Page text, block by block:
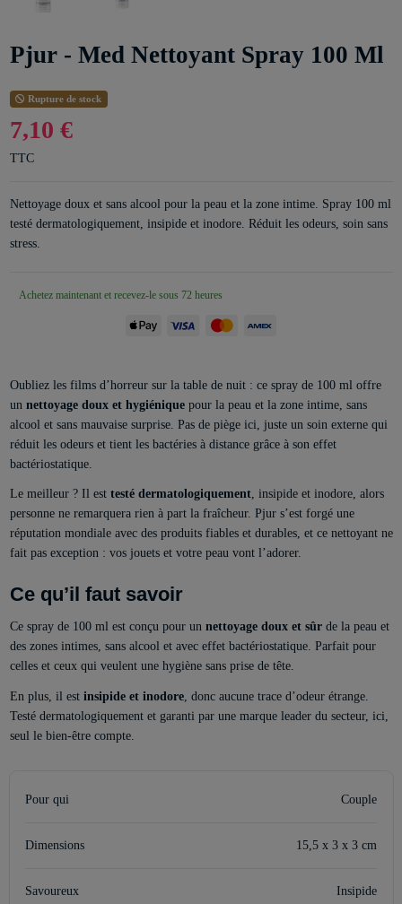
Pjur - Med Nettoyant Spray 100 Ml
Rupture de stock
7,10 €
TTC
Nettoyage doux et sans alcool pour la peau et la zone intime. Spray 100 ml
testé dermatologiquement, insipide et inodore. Réduit les odeurs, soin sans
stress.
Achetez maintenant et recevez-le sous 72 heures
Oubliez les films d’horreur sur la table de nuit : ce spray de 100 ml offre
un nettoyage doux et hygiéniquepour la peau et la zone intime, sans
alcool et sans mauvaise surprise. Pas de piège ici, juste un soin externe qui
réduit les odeurs et tient les bactéries à distance grâce à son effet
bactériostatique.
Le meilleur ? Il est testé dermatologiquement, insipide et inodore, alors
personne ne remarquera rien à part la fraîcheur. Pjur s’est forgé une
réputation mondiale avec des produits fiables et durables, et ce nettoyant ne
fait pas exception : vos jouets et votre peau vont l’adorer.
Ce qu’il faut savoir
Ce spray de 100 ml est conçu pour un nettoyage doux et sûrde la peau et
des zones intimes, sans alcool et avec effet bactériostatique. Parfait pour
celles et ceux qui veulent une hygiène sans prise de tête.
En plus, il est insipide et inodore, donc aucune trace d’odeur étrange.
Testé dermatologiquement et garanti par une marque leader du secteur, ici,
seul le bien-être compte.
Pour qui Couple
Dimensions 15,5 x 3 x 3 cm
Savoureux Insipide